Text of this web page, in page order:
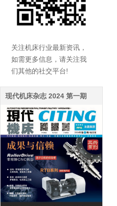
关注机床行业最新资讯，
如需更多信息，请关注我
们其他的社交平台!
现代机床杂志 2024 第一期